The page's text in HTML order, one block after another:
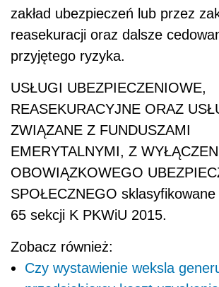
zakład ubezpieczeń lub przez
reasekuracji oraz dalsze
przyjętego ryzyka.
USŁUGI UBEZPIECZENIOWE,
REASEKURACYJNE ORAZ
ZWIĄZANE Z FUNDUSZAMI
EMERYTALNYMI, Z
OBOWIĄZKOWEGO
SPOŁECZNEGO
65 sekcji K PKWiU 2015.
Zobacz również:
Czy wystawienie weksla